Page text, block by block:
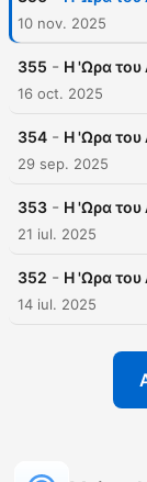
10 nov. 2025
355 - Η 'Ωρα
16 oct. 2025
354 - Η 'Ωρα
29 sep. 2025
353 - Η 'Ωρα
21 iul. 2025
352 - Η 'Ωρα
14 iul. 2025